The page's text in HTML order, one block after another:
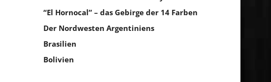
“El Hornocal” – das Gebirge der 14 Farben
Der Nordwesten Argentiniens
Brasilien
Bolivien